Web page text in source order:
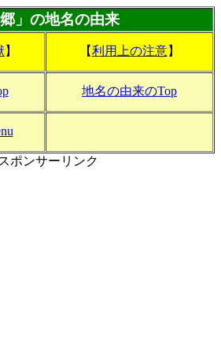
郷」の地名の由来
】 【利用上の注意】
地名の由来のTop
スポンサーリンク